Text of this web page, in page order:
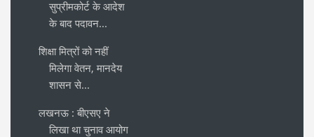
सुप्रीमकोर्ट के आदेश
के बाद पदावन...
शिक्षा मित्रों को नहीं
मिलेगा वेतन, मानदेय
शासन से...
लखनऊ : बीएसए ने
लिखा था चुनाव आयोग